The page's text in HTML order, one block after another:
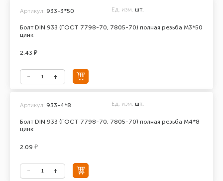
Болт DIN 933 (ГОСТ 7798-70, 7805-70) полная резьба М3*50
цинк
Артикул: 933-3*50 Ед. изм. шт.
2.43 ₽
Болт DIN 933 (ГОСТ 7798-70, 7805-70) полная резьба М4*8
цинк
Артикул: 933-4*8 Ед. изм. шт.
2.09 ₽